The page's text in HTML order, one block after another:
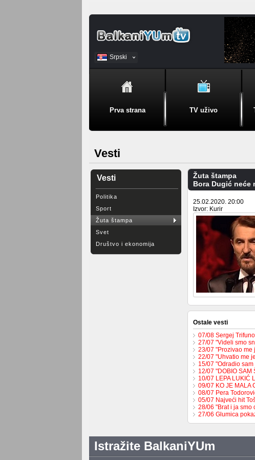
Srpski
BiH
Prva strana TV uživo
Vesti
Vesti
Politika
Sport
Žuta štampa
Svet
Društvo i ekonomija
Žuta štampa
Bora Dugić neće
25.02.2020. 20:00
Izvor: Kurir
Ostale vesti
07/08 Sergej
27/07 "Videli smo
23/07 "Prozivao
22/07 "Uhvatio me
15/07 "Odradio
12/07 "DOBIO SAM
10/07 LEPA LUKIĆ
09/07 KO JE MALA
08/07 Pera
05/07 Najveći hit
28/06 "Brat i ja
27/06 Glumica
Istražite BalkaniYUm